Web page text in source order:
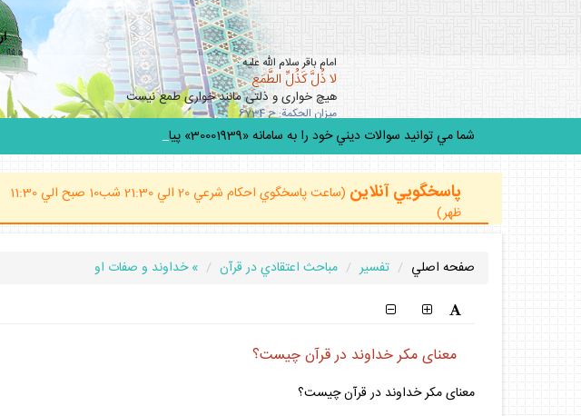
امام باقر سلام الله عليه :
لا ذُلَّ كَذُلِّ الطَّمَعِ
هيچ خوارى و ذلتى مانند خوارى طمع نيست
ميزان الحكمة: ح 6734
شما مي توانيد سوالات ديني خود را به سامانه «30001939» پيامك كن
پاسخگويي آنلاين
(ساعت پاسخگوي احكام شرعي 20 الي 21:30 شب10 صبح الي 11:30
ظهر)
صفحه اصلي تفسير مباحث اعتقادي در قرآن » خداوند و صفات او
معناى مكر خداوند در قرآن چيست؟
معناى مكر خداوند در قرآن چيست؟